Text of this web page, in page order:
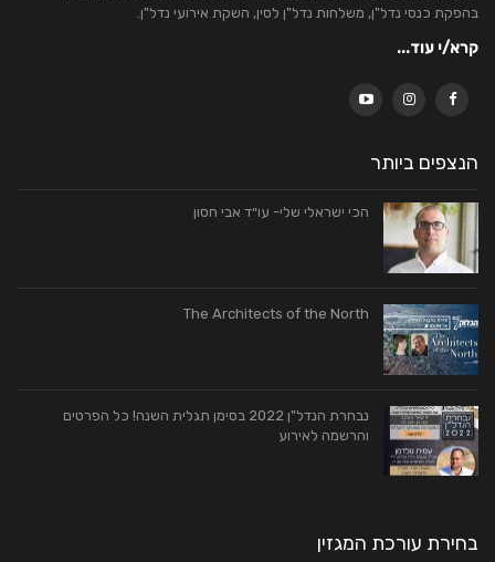
בהפקת כנסי נדל"ן, משלחות נדל"ן לסין, השקת אירועי נדל"ן.
קרא/י עוד...
הנצפים ביותר
הכי ישראלי שלי- עו״ד אבי חסון
The Architects of the North
נבחרת הנדל"ן 2022 בסימן תגלית השנה! כל הפרטים
והרשמה לאירוע
בחירת עורכת המגזין